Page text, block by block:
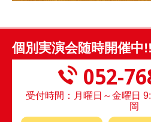
個別実演会随時開催中!!
052-
受付時間：月曜日～金曜日
岡